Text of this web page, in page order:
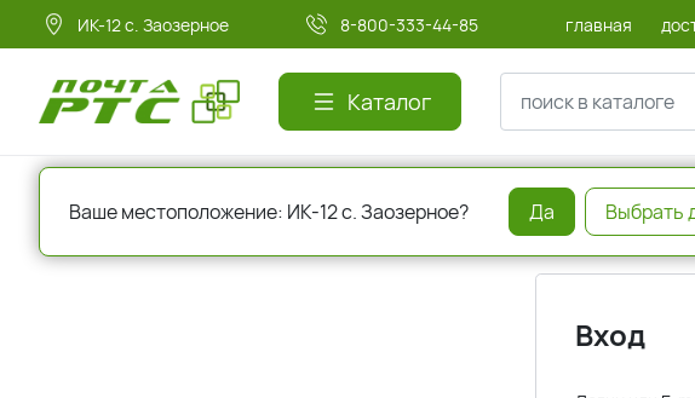
ИК-12 с. Заозерное 8-800-333-44-85 главная
Каталог
Вход
Ваше местоположение: ИК-12 с. Заозерное? Да Выбрать